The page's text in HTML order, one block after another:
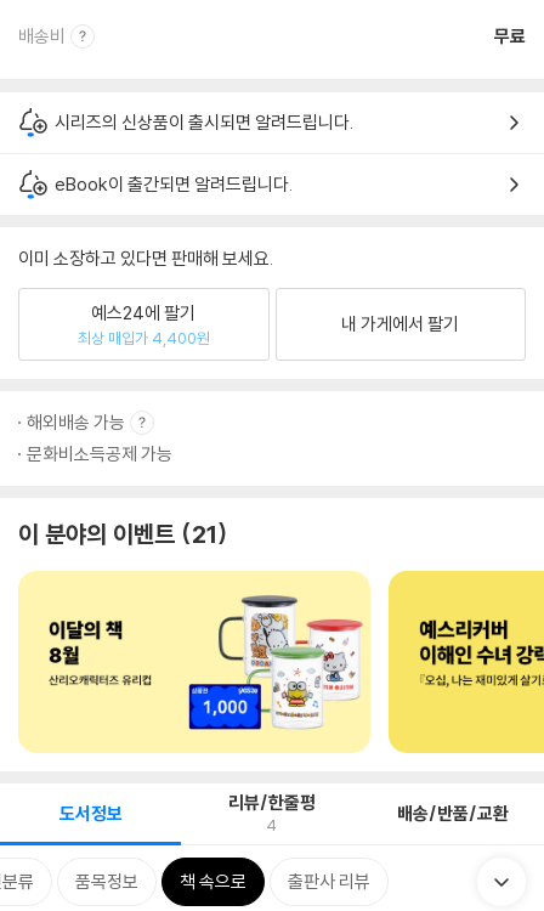
배송비 무료
시리즈의 신상품이 출시되면 알려드립니다.
eBook이 출간되면 알려드립니다.
이미 소장하고 있다면 판매해 보세요.
예스24에 팔기
최상 매입가 4,400원
내 가게에서 팔기
해외배송 가능
문화비소득공제 가능
이 분야의 이벤트 21
도서정보 리뷰/한줄평
4 배송/반품/교환
류 품목정보 책 속으로 출판사 리뷰